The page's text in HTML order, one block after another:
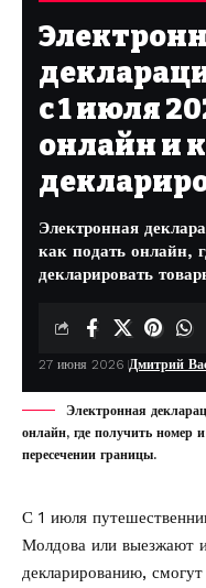
с 1 июля
онлайн и
Электронная
как подать онлайн,
декларировать
27 июня 2026 Дмитрий
Электронная
онлайн, где получить номер
пересечении границы.
С 1 июля
Молдова или выезжают
декларированию,